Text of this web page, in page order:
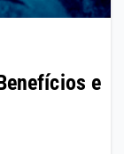
e